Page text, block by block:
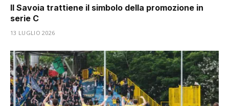
Il Savoia trattiene il simbolo della promozione in
serie C
13 LUGLIO 2026